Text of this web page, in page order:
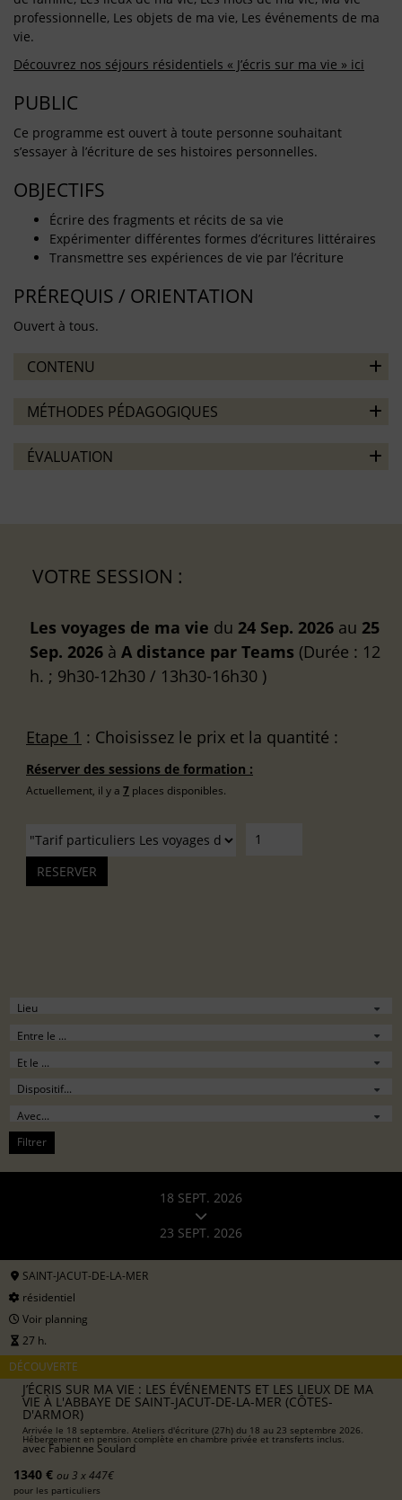
professionnelle, Les objets de ma vie, Les événements de ma
vie.
Découvrez nos séjours résidentiels « J’écris sur ma vie » ici
PUBLIC
Ce programme est ouvert à toute personne souhaitant
s’essayer à l’écriture de ses histoires personnelles.
OBJECTIFS
Écrire des fragments et récits de sa vie
Expérimenter différentes formes d’écritures littéraires
Transmettre ses expériences de vie par l’écriture
PRÉREQUIS / ORIENTATION
Ouvert à tous.
CONTENU
MÉTHODES PÉDAGOGIQUES
ÉVALUATION
VOTRE SESSION :
Les voyages de ma vie du 24 Sep. 2026 au 25
Sep. 2026 à A distance par Teams (Durée : 12
h. ; 9h30-12h30 / 13h30-16h30 )
Etape 1 : Choisissez le prix et la quantité :
Réserver des sessions de formation :
Actuellement, il y a 7 places disponibles.
Filtrer
18 SEPT. 2026
23 SEPT. 2026
SAINT-JACUT-DE-LA-MER
résidentiel
Voir planning
27 h.
DÉCOUVERTE
J’ÉCRIS SUR MA VIE : LES ÉVÉNEMENTS ET LES LIEUX DE MA
VIE À L'ABBAYE DE SAINT-JACUT-DE-LA-MER (CÔTES-
D'ARMOR)
Arrivée le 18 septembre. Ateliers d'écriture (27h) du 18 au 23 septembre 2026.
Hébergement en pension complète en chambre privée et transferts inclus.
avec Fabienne Soulard
1340 € ou 3 x 447€
pour les particuliers